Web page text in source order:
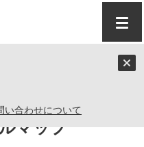
い合わせについて
マップ